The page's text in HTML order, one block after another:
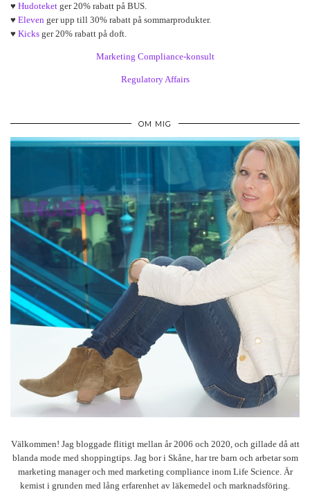
♥ Hudoteket ger 20% rabatt på BUS.
♥ Eleven ger upp till 30% rabatt på sommarprodukter.
♥ Kicks ger 20% rabatt på doft.
Marketing Compliance-konsult
Regulatory Affairs
OM MIG
Välkommen! Jag bloggade flitigt mellan år 2006 och 2020, och gillade då att
blanda mode med shoppingtips. Jag bor i Skåne, har tre barn och arbetar som
marketing manager och med marketing compliance inom Life Science. Är
kemist i grunden med lång erfarenhet av läkemedel och marknadsföring.